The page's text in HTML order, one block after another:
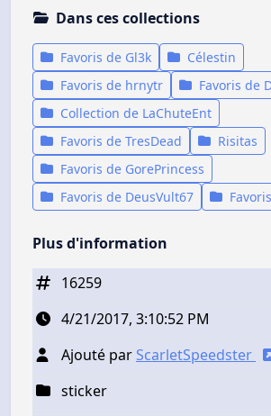
Dans ces collections
Favoris de Gl3k
Célestin
Favoris de hrnytr
Favoris de
Collection de LaChuteEnt
Favoris de TresDead
Risitas
Favoris de GorePrincess
Favoris de DeusVult67
Plus d'information
16259
4/21/2017, 3:10:52 PM
Ajouté par ScarletSpeedster
sticker